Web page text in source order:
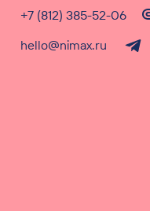
hello@nimax.ru
+7 (812) 385-52-06